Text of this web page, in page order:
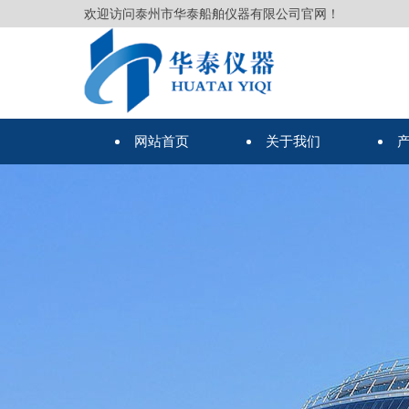
欢迎访问泰州市华泰船舶仪器有限公司官网！
网站首页 关于我们